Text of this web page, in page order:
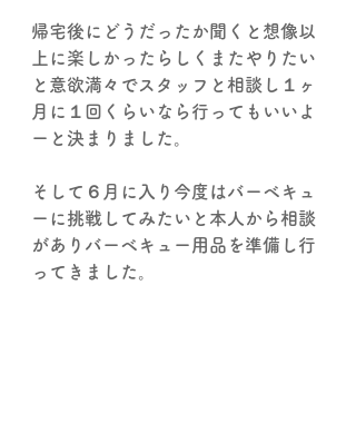
帰宅後にどうだったか聞くと想像以
上に楽しかったらしくまたやりたい
と意欲満々でスタッフと相談し１ヶ
月に１回くらいなら行ってもいいよ
ーと決まりました。
そして６月に入り今度はバーベキュ
ーに挑戦してみたいと本人から相談
がありバーベキュー用品を準備し行
ってきました。